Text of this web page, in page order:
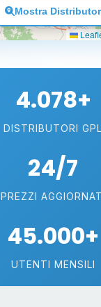
Mostra
4.078+
DISTRIBUTORI GPL
24/7
PREZZI
45.000+
UTENTI MENSILI